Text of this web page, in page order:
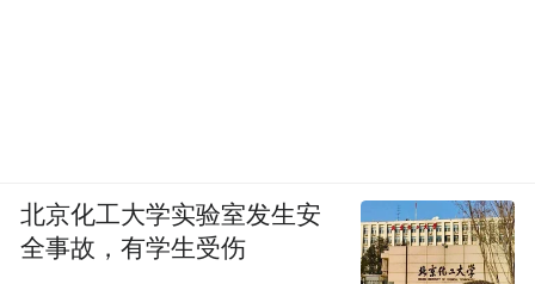
北京化工大学实验室发生安
全事故，有学生受伤